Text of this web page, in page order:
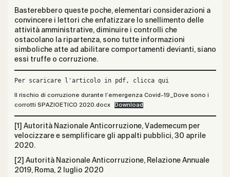
Basterebbero queste poche, elementari considerazioni a
convincere i lettori che enfatizzare lo snellimento delle
attività amministrative, diminuire i controlli che
ostacolano la ripartenza, sono tutte informazioni
simboliche atte ad abilitare comportamenti devianti, siano
essi truffe o corruzione.
Per scaricare l'articolo in pdf, clicca qui
Il rischio di corruzione durante l’emergenza Covid-19_Dove sono i
corrotti SPAZIOETICO 2020.docx
Download
[1] Autorità Nazionale Anticorruzione, Vademecum per
velocizzare e semplificare gli appalti pubblici, 30 aprile
2020.
[2] Autorità Nazionale Anticorruzione, Relazione Annuale
2019, Roma, 2 luglio 2020